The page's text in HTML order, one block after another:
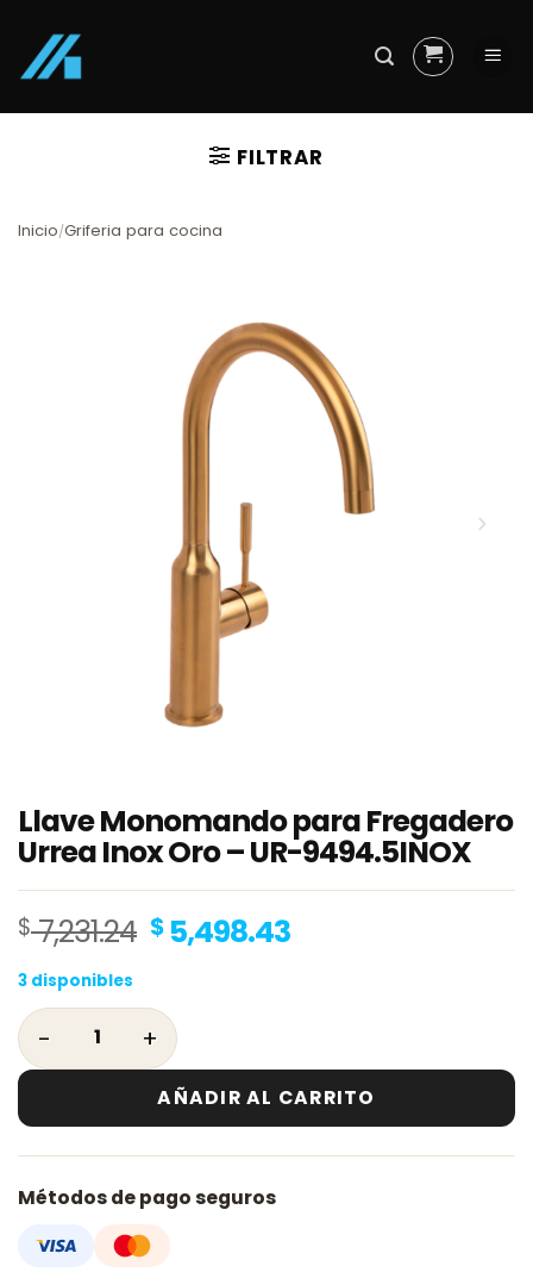
content
FILTRAR
Inicio/Griferia para cocina
Llave Monomando para Fregadero
Urrea Inox Oro – UR-9494.5INOX
$7,231.24 Original
$ 7,231.24.
$ 5,498.43Current
3 disponibles
Llave Monomando para Fregadero Urrea
AÑADIR AL CARRITO
Métodos de pago seguros